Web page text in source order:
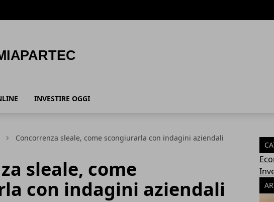
INVESTIRE OGGI
Concorrenza sleale, come scongiurarla con indagini aziendali
sleale, come
con indagini aziendali